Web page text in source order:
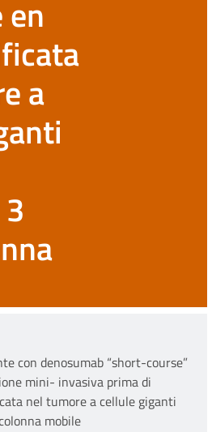
a
con denosumab “short-course”
mini- invasiva prima di
nel tumore a cellule giganti
mobile